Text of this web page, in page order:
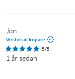
Jon
Verifierad köpare
5/5
1 år sedan